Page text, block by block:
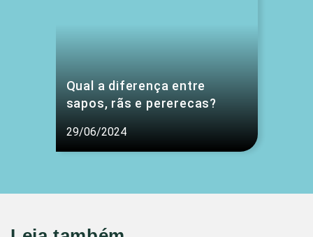
Qual a diferença entre
sapos, rãs e pererecas?
29/06/2024